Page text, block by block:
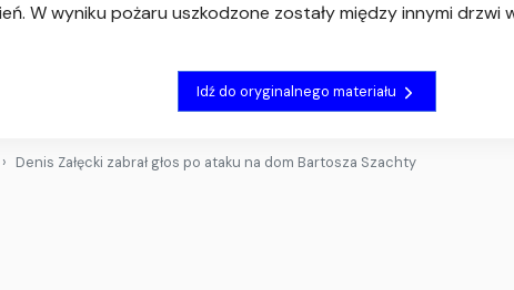
W wyniku pożaru uszkodzone zostały między innymi
Idź do oryginalnego materiału
Denis Załęcki zabrał głos po ataku na dom Bartosza Szachty